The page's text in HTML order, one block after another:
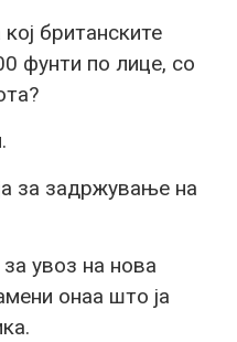
британските
фунти по лице, со
за задржување на
увоз на нова
онаа што ја